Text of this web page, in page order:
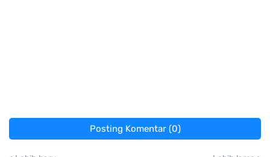
Posting Komentar (0)